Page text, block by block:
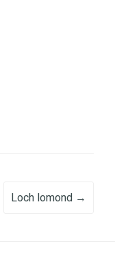
Loch lomond →